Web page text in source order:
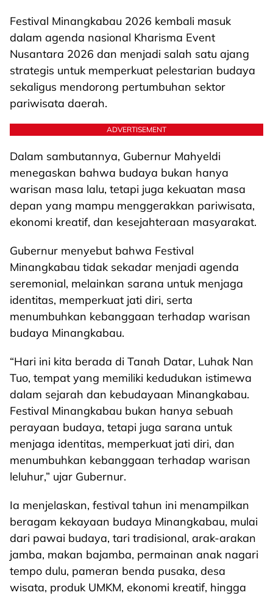
Festival Minangkabau 2026 kembali masuk
dalam agenda nasional Kharisma Event
Nusantara 2026 dan menjadi salah satu ajang
strategis untuk memperkuat pelestarian budaya
sekaligus mendorong pertumbuhan sektor
pariwisata daerah.
ADVERTISEMENT
Dalam sambutannya, Gubernur Mahyeldi
menegaskan bahwa budaya bukan hanya
warisan masa lalu, tetapi juga kekuatan masa
depan yang mampu menggerakkan pariwisata,
ekonomi kreatif, dan kesejahteraan masyarakat.
Gubernur menyebut bahwa Festival
Minangkabau tidak sekadar menjadi agenda
seremonial, melainkan sarana untuk menjaga
identitas, memperkuat jati diri, serta
menumbuhkan kebanggaan terhadap warisan
budaya Minangkabau.
“Hari ini kita berada di Tanah Datar, Luhak Nan
Tuo, tempat yang memiliki kedudukan istimewa
dalam sejarah dan kebudayaan Minangkabau.
Festival Minangkabau bukan hanya sebuah
perayaan budaya, tetapi juga sarana untuk
menjaga identitas, memperkuat jati diri, dan
menumbuhkan kebanggaan terhadap warisan
leluhur,” ujar Gubernur.
Ia menjelaskan, festival tahun ini menampilkan
beragam kekayaan budaya Minangkabau, mulai
dari pawai budaya, tari tradisional, arak-arakan
jamba, makan bajamba, permainan anak nagari
tempo dulu, pameran benda pusaka, desa
wisata, produk UMKM, ekonomi kreatif, hingga